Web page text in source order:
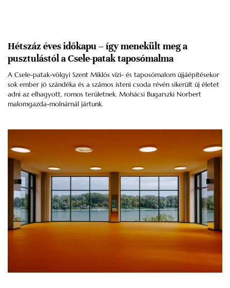
Hétszáz éves időkapu – így menekült meg a
pusztulástól a Csele-patak taposómalma
A Csele-patak-völgyi Szent Miklós vízi- és taposómalom újjáépítésekor
sok ember jó szándéka és a számos isteni csoda révén sikerült új életet
adni az elhagyott, romos területnek. Mohácsi Bugarszki Norbert
malomgazda-molnárnál jártunk.